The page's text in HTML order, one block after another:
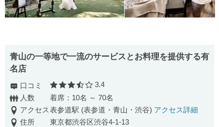
青山の一等地で一流のサービスとお料理を提供する有
名店
口コミ 口コミ評価
3.4
人数
着席：10名 ～ 70名
アクセス表参道駅 (表参道・青山・渋谷) アクセス詳細
住所
東京都渋谷区渋谷4-1-13